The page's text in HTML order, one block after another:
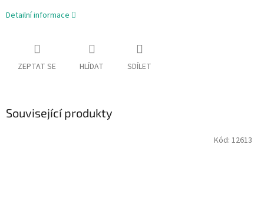
Detailní informace
ZEPTAT SE HLÍDAT SDÍLET
Související produkty
Kód: 12613